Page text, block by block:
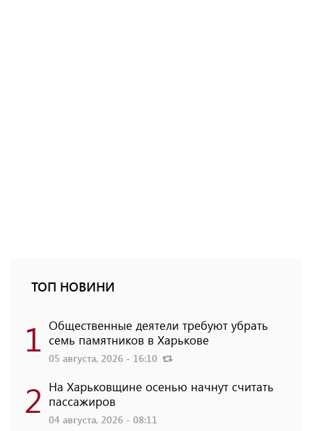
ТОП НОВИНИ
1 Общественные деятели требуют убрать
семь памятников в Харькове
05 августа, 2026 - 16:10
2 На Харьковщине осенью начнут считать
пассажиров
04 августа, 2026 - 08:11